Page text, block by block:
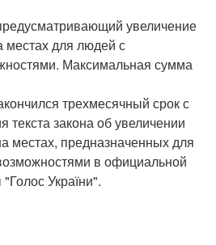
увеличение
местах для людей с
Максимальная сумма
трехмесячный срок с
текста закона об увеличении
местах, предназначенных для
в официальной
України".